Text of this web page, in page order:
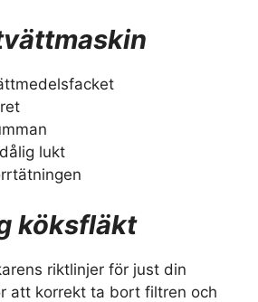
lukt
köksfläkt
riktlinjer för just din
att korrekt ta bort filtren och